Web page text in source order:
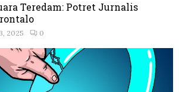
Teredam: Potret Jurnalis
2025 0